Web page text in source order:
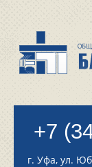
+7
г. Уфа, ул.